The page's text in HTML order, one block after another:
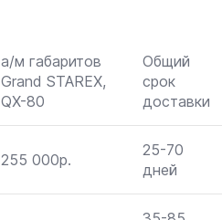
а/м габаритов
Grand STAREX,
QX-80
Общий
срок
доставки
255 000р.
25-70
дней